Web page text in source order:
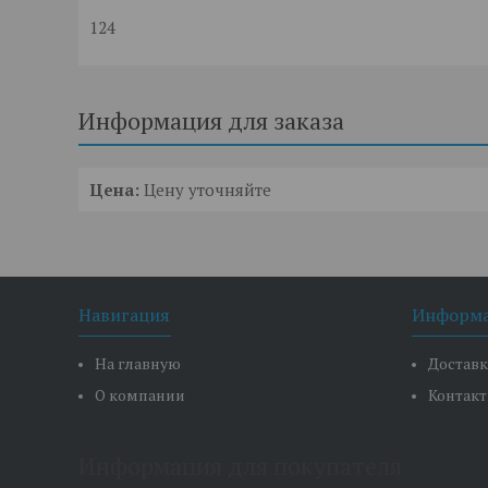
124
Информация для заказа
Цена: Цену уточняйте
Навигация
На главную
О компании